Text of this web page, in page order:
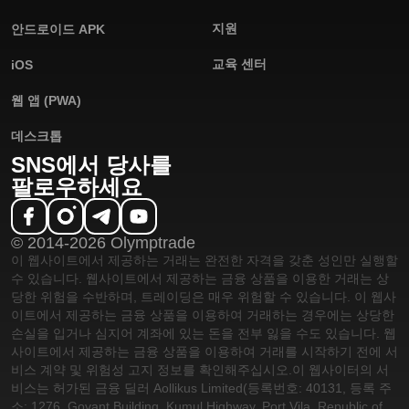
안드로이드 APK
iOS
웹 앱 (PWA)
데스크톱
지원
교육 센터
SNS에서 당사를
팔로우하세요
© 2014-2026 Olymptrade
이 웹사이트에서 제공하는 거래는 완전한 자격을 갖춘 성인만 실행할
수 있습니다. 웹사이트에서 제공하는 금융 상품을 이용한 거래는 상
당한 위험을 수반하며, 트레이딩은 매우 위험할 수 있습니다. 이 웹사
이트에서 제공하는 금융 상품을 이용하여 거래하는 경우에는 상당한
손실을 입거나 심지어 계좌에 있는 돈을 전부 잃을 수도 있습니다. 웹
사이트에서 제공하는 금융 상품을 이용하여 거래를 시작하기 전에 서
비스 계약 및 위험성 고지 정보를 확인해주십시오.이 웹사이터의 서
비스는 허가된 금융 딜러 Aollikus Limited(등록번호: 40131, 등록 주